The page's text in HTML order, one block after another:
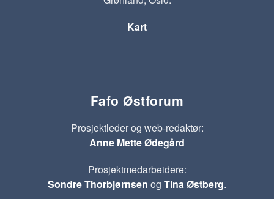
Kart
Fafo Østforum
Prosjektleder og web-redaktør:
Anne Mette Ødegård
Prosjektmedarbeidere:
Sondre Thorbjørnsen og Tina Østberg.